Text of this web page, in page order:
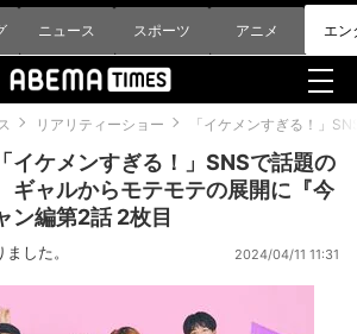
ニュース スポーツ アニメ エン
リアリティーショー 「イケメンすぎる！」
イケメンすぎる！」SNSで話題の
ギャルからモテモテの展開に『今
ン編第2話 2枚目
した。 2024/04/11 11:31